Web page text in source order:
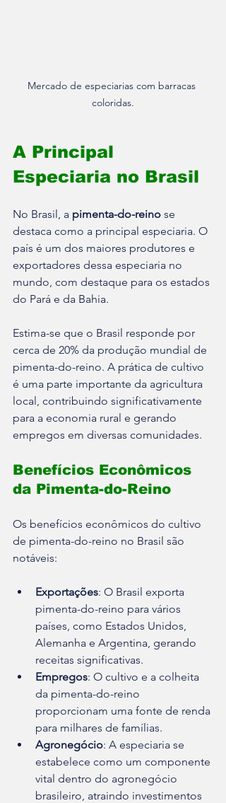
Mercado de especiarias com barracas
coloridas.
A Principal
Especiaria no Brasil
No Brasil, a pimenta-do-reino se
destaca como a principal especiaria. O
país é um dos maiores produtores e
exportadores dessa especiaria no
mundo, com destaque para os estados
do Pará e da Bahia.
Estima-se que o Brasil responde por
cerca de 20% da produção mundial de
pimenta-do-reino. A prática de cultivo
é uma parte importante da agricultura
local, contribuindo significativamente
para a economia rural e gerando
empregos em diversas comunidades.
Benefícios Econômicos
da Pimenta-do-Reino
Os benefícios econômicos do cultivo
de pimenta-do-reino no Brasil são
notáveis:
Exportações: O Brasil exporta
pimenta-do-reino para vários
países, como Estados Unidos,
Alemanha e Argentina, gerando
receitas significativas.
Empregos: O cultivo e a colheita
da pimenta-do-reino
proporcionam uma fonte de renda
para milhares de famílias.
Agronegócio: A especiaria se
estabelece como um componente
vital dentro do agronegócio
brasileiro, atraindo investimentos